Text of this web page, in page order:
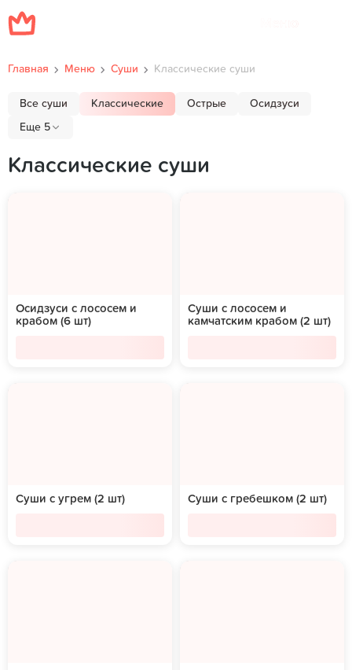
Главная Меню Суши Классические суши
Все суши Классические Острые Осидзуси
Еще 5
Классические суши
Осидзуси с лососем и
крабом (6 шт)
Суши с лососем и
камчатским крабом (2 шт)
Суши с угрем (2 шт) Суши с гребешком (2 шт)